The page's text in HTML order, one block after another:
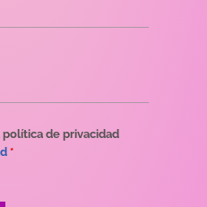
de privacidad
*